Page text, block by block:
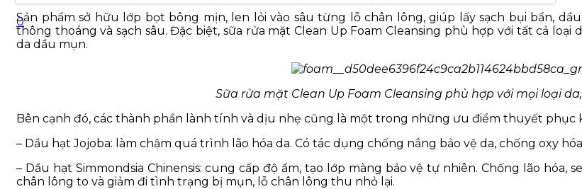
0
Sản phẩm sở hữu lớp bọt bông mịn, len lỏi vào sâu từng lỗ chân lông, giúp lấy sạch bụi bẩn,
thông thoáng và sạch sâu. Đặc biệt, sữa rửa mặt Clean Up Foam Cleansing phù hợp với tất cả loại
da dầu mụn.
Sữa rửa mặt Clean Up Foam Cleansing phù hợp với mọi loại
Bên cạnh đó, các thành phần lành tính và dịu nhẹ cũng là một trong những ưu điểm thuyết phục
– Dầu hạt Jojoba: làm chậm quá trình lão hóa da. Có tác dụng chống nắng bảo vệ da, chống oxy
– Dầu hạt Simmondsia Chinensis: cung cấp độ ẩm, tạo lớp màng bảo vệ tự nhiên. Chống lão hóa,
chân lông to và giảm đi tình trạng bị mụn, lỗ chân lông thu nhỏ lại.